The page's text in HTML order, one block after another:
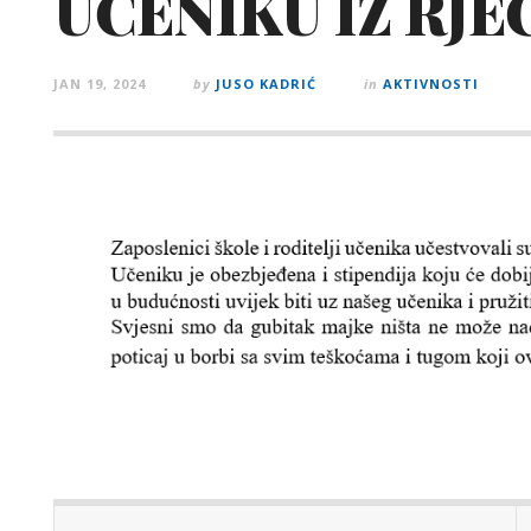
JAN 19, 2024 by JUSO KADRIĆ in AKTIVNOSTI